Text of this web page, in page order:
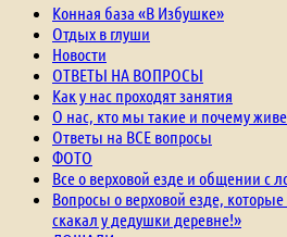
Конная база «В Избушке»
Отдых в глуши
Новости
ОТВЕТЫ НА ВОПРОСЫ
Как у нас проходят занятия
О нас, кто мы такие и почему
Ответы на ВСЕ вопросы
ФОТО
Все о верховой езде и общении с
Вопросы о верховой езде,
скакал у дедушки деревне!»